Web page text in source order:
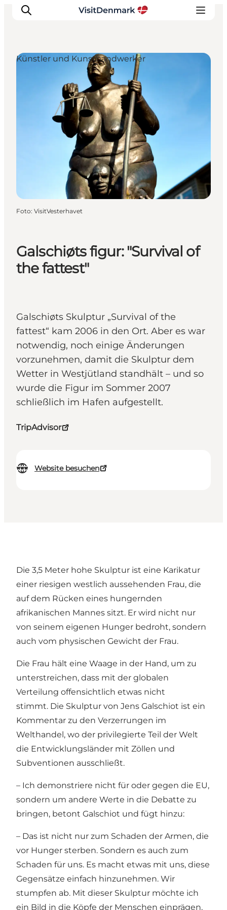
Inspiration
Regionen
Erlebnisse
Unterkünfte
Reiseplanung
Galschiøts figur: "Survival of
the fattest"
Galschiøts Skulptur „Survival of the
fattest“ kam 2006 in den Ort. Aber es war
notwendig, noch einige Änderungen
vorzunehmen, damit die Skulptur dem
Wetter in Westjütland standhält – und so
wurde die Figur im Sommer 2007
schließlich im Hafen aufgestellt.
TripAdvisor
Website besuchen
Künstler und Kunsthandwerker
Foto: VisitVesterhavet
Die 3,5 Meter hohe Skulptur ist eine Karikatur
einer riesigen westlich aussehenden Frau, die
auf dem Rücken eines hungernden
afrikanischen Mannes sitzt. Er wird nicht nur
von seinem eigenen Hunger bedroht, sondern
auch vom physischen Gewicht der Frau.
Die Frau hält eine Waage in der Hand, um zu
unterstreichen, dass mit der globalen
Verteilung offensichtlich etwas nicht
stimmt. Die Skulptur von Jens Galschiot ist ein
Kommentar zu den Verzerrungen im
Welthandel, wo der privilegierte Teil der Welt
die Entwicklungsländer mit Zöllen und
Subventionen ausschließt.
– Ich demonstriere nicht für oder gegen die EU,
sondern um andere Werte in die Debatte zu
bringen, betont Galschiot und fügt hinzu:
– Das ist nicht nur zum Schaden der Armen, die
vor Hunger sterben. Sondern es auch zum
Schaden für uns. Es macht etwas mit uns, diese
Gegensätze einfach hinzunehmen. Wir
stumpfen ab. Mit dieser Skulptur möchte ich
ein Bild in die Köpfe der Menschen einprägen,